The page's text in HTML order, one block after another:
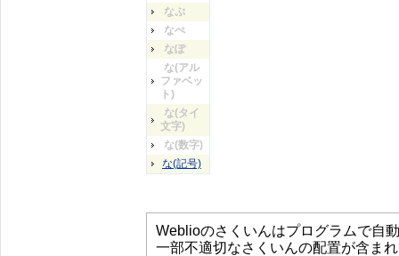
なぷ
なぺ
なぽ
な(アル
ファベッ
ト)
な(タイ
文字)
な(数字)
な(記号)
Weblioのさくいんはプログラムで自
一部不適切なさくいんの配置が含ま